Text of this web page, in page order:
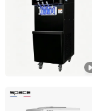
Guangdong,
Ningbo Sicen